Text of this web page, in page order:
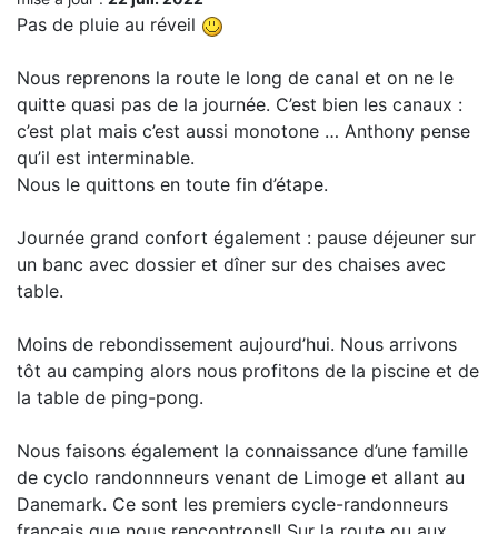
Pas de pluie au réveil
Nous reprenons la route le long de canal et on ne le
quitte quasi pas de la journée. C’est bien les canaux :
c’est plat mais c’est aussi monotone … Anthony pense
qu’il est interminable.
Nous le quittons en toute fin d’étape.
Journée grand confort également : pause déjeuner sur
un banc avec dossier et dîner sur des chaises avec
table.
Moins de rebondissement aujourd’hui. Nous arrivons
tôt au camping alors nous profitons de la piscine et de
la table de ping-pong.
Nous faisons également la connaissance d’une famille
de cyclo randonnneurs venant de Limoge et allant au
Danemark. Ce sont les premiers cycle-randonneurs